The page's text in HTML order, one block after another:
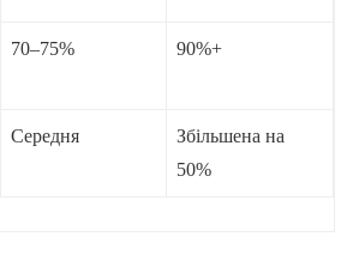
70–75% 90%+
Середня
Збільшена на
50%